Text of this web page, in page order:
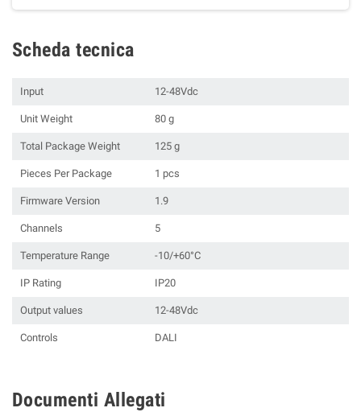
Scheda tecnica
Input 12-48Vdc
Unit Weight 80 g
Total Package Weight 125 g
Pieces Per Package 1 pcs
Firmware Version 1.9
Channels 5
Temperature Range -10/+60°C
IP Rating IP20
Output values 12-48Vdc
Controls DALI
Documenti Allegati